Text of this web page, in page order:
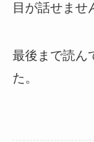
目が話せませ
最後まで読ん
た。